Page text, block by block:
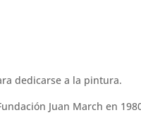
dedicarse a la pintura.
Juan March en